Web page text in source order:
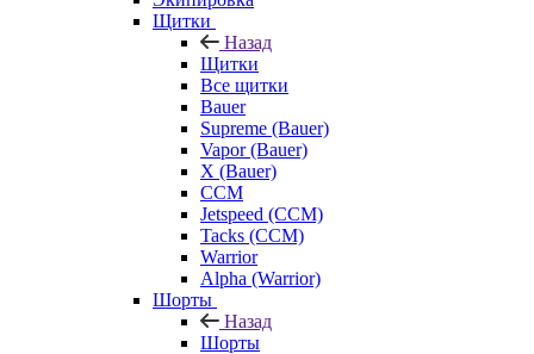
Щитки
Назад
Щитки
Все щитки
Bauer
Supreme (Bauer)
Vapor (Bauer)
X (Bauer)
CCM
Jetspeed (CCM)
Tacks (CCM)
Warrior
Alpha (Warrior)
Шорты
Назад
Шорты